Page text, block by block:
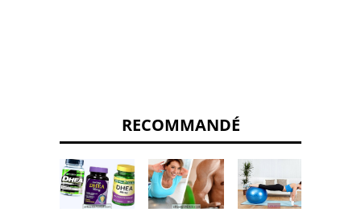
RECOMMANDÉ